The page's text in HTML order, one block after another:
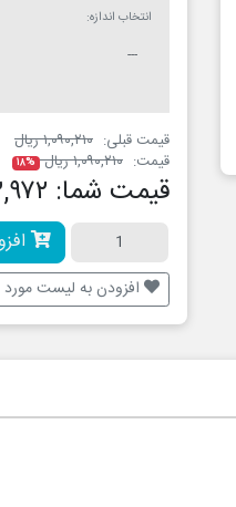
انتخاب اندازه:
قیمت قبلی: ۱,۰۹۰,۲۱۰ ریال
قیمت: ۱,۰۹۰,۲۱۰ ریال ۱۸%
قیمت شما:
افزودن به لیست مورد